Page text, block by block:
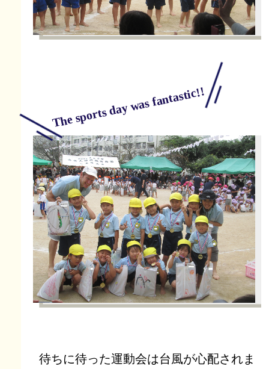
フィナーレは手話のダンスです。
The sports day was fantastic!!
待ちに待った運動会は台風が心配されま